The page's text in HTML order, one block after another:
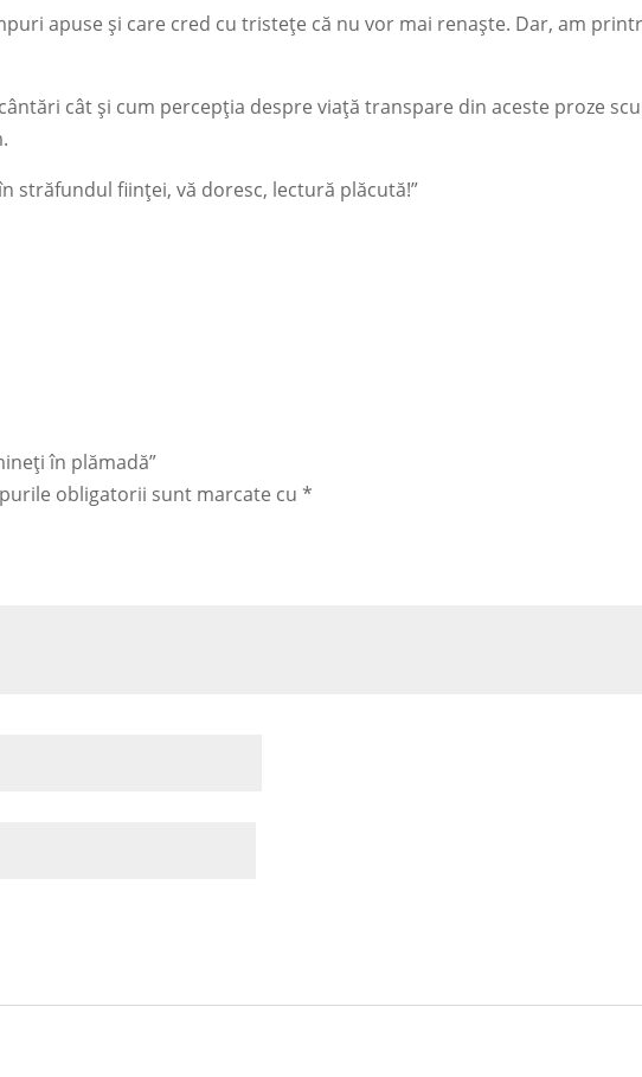
apuse şi care cred cu tristeţe că nu vor mai renaşte. Dar, am
cât şi cum percepţia despre viaţă transpare din aceste proze
străfundul fiinţei, vă doresc, lectură plăcută!”
în plămadă”
obligatorii sunt marcate cu*